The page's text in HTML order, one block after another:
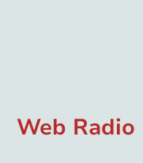
Web Radio